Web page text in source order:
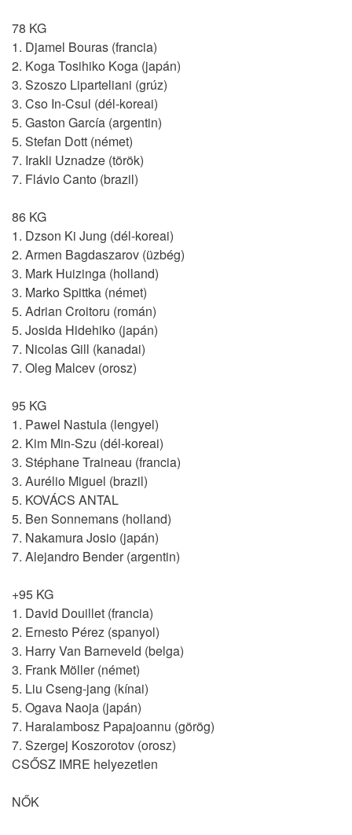
78 KG
1. Djamel Bouras (francia)
2. Koga Tosihiko Koga (japán)
3. Szoszo Liparteliani (grúz)
3. Cso In-Csul (dél-koreai)
5. Gaston García (argentin)
5. Stefan Dott (német)
7. Irakli Uznadze (török)
7. Flávio Canto (brazil)
86 KG
1. Dzson Ki Jung (dél-koreai)
2. Armen Bagdaszarov (üzbég)
3. Mark Huizinga (holland)
3. Marko Spittka (német)
5. Adrian Croitoru (román)
5. Josida Hidehiko (japán)
7. Nicolas Gill (kanadai)
7. Oleg Malcev (orosz)
95 KG
1. Pawel Nastula (lengyel)
2. Kim Min-Szu (dél-koreai)
3. Stéphane Traineau (francia)
3. Aurélio Miguel (brazil)
5. KOVÁCS ANTAL
5. Ben Sonnemans (holland)
7. Nakamura Josio (japán)
7. Alejandro Bender (argentin)
+95 KG
1. David Douillet (francia)
2. Ernesto Pérez (spanyol)
3. Harry Van Barneveld (belga)
3. Frank Möller (német)
5. Liu Cseng-jang (kínai)
5. Ogava Naoja (japán)
7. Haralambosz Papajoannu (görög)
7. Szergej Koszorotov (orosz)
CSŐSZ IMRE helyezetlen
NŐK